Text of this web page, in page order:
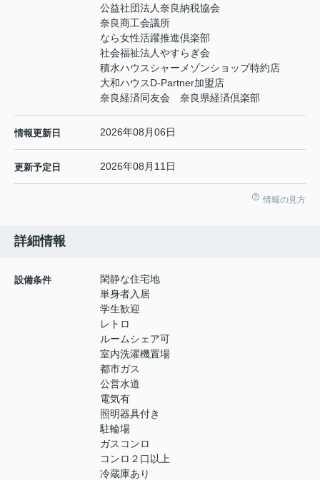
公益社団法人奈良納税協会
奈良商工会議所
なら女性活躍推進倶楽部
社会福祉法人やすらぎ会
積水ハウスシャーメゾンショップ特約店
大和ハウスD-Partner加盟店
奈良経済同友会 奈良県経済倶楽部
情報更新日 2026年08月06日
更新予定日 2026年08月11日
情報の見方
詳細情報
設備条件
閑静な住宅地
単身者入居
学生歓迎
レトロ
ルームシェア可
室内洗濯機置場
都市ガス
公営水道
電気有
照明器具付き
駐輪場
ガスコンロ
コンロ２口以上
冷蔵庫あり